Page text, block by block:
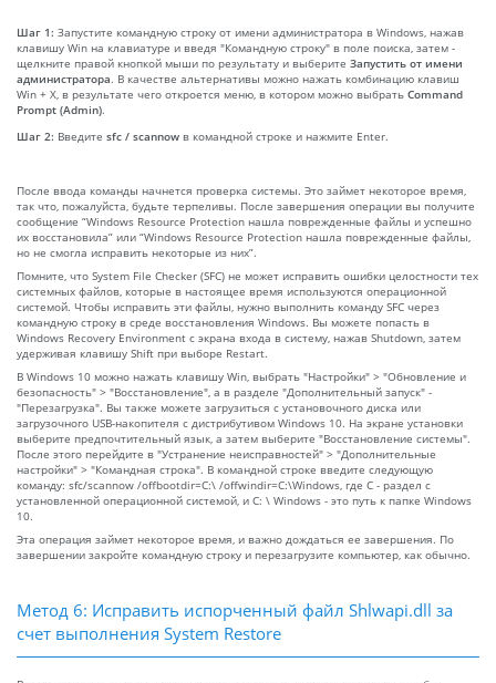
Шаг 1: Запустите командную строку от имени администратора в Windows, нажав
клавишу Win на клавиатуре и введя "Командную строку" в поле поиска, затем -
щелкните правой кнопкой мыши по результату и выберите Запустить от имени
администратора. В качестве альтернативы можно нажать комбинацию клавиш
Win + X, в результате чего откроется меню, в котором можно выбрать Command
Prompt (Admin).
Шаг 2: Введите sfc / scannow в командной строке и нажмите Enter.
После ввода команды начнется проверка системы. Это займет некоторое время,
так что, пожалуйста, будьте терпеливы. После завершения операции вы получите
сообщение “Windows Resource Protection нашла поврежденные файлы и успешно
их восстановила” или “Windows Resource Protection нашла поврежденные файлы,
но не смогла исправить некоторые из них”.
Помните, что System File Checker (SFC) не может исправить ошибки целостности тех
системных файлов, которые в настоящее время используются операционной
системой. Чтобы исправить эти файлы, нужно выполнить команду SFC через
командную строку в среде восстановления Windows. Вы можете попасть в
Windows Recovery Environment с экрана входа в систему, нажав Shutdown, затем
удерживая клавишу Shift при выборе Restart.
В Windows 10 можно нажать клавишу Win, выбрать "Настройки" > "Обновление и
безопасность" > "Восстановление", а в разделе "Дополнительный запуск" -
"Перезагрузка". Вы также можете загрузиться с установочного диска или
загрузочного USB-накопителя с дистрибутивом Windows 10. На экране установки
выберите предпочтительный язык, а затем выберите "Восстановление системы".
После этого перейдите в "Устранение неисправностей" > "Дополнительные
настройки" > "Командная строка". В командной строке введите следующую
команду: sfc/scannow /offbootdir=C:\ /offwindir=C:\Windows, где C - раздел с
установленной операционной системой, и C: \ Windows - это путь к папке Windows
10.
Эта операция займет некоторое время, и важно дождаться ее завершения. По
завершении закройте командную строку и перезагрузите компьютер, как обычно.
Метод 6: Исправить испорченный файл Shlwapi.dll за
счет выполнения System Restore